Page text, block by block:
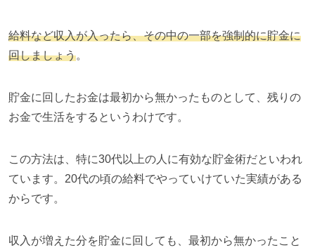
給料など収入が入ったら、その中の一部を強制的に貯金に
回しましょう。
貯金に回したお金は最初から無かったものとして、残りの
お金で生活をするというわけです。
この方法は、特に30代以上の人に有効な貯金術だといわれ
ています。 20代の頃の給料でやっていけていた実績がある
からです。
収入が増えた分を貯金に回しても、最初から無かったこと